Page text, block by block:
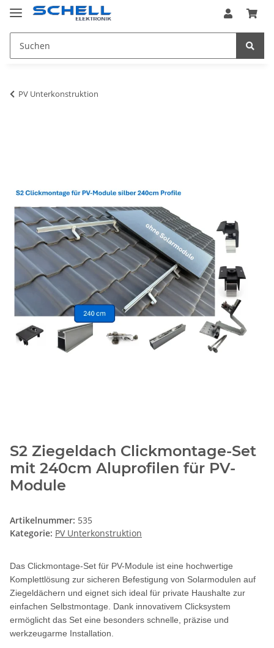
PV Unterkonstruktion
S2 Ziegeldach Clickmontage-Set
mit 240cm Aluprofilen für PV-
Module
Artikelnummer: 535
Kategorie: PV Unterkonstruktion
Das Clickmontage-Set für PV-Module ist eine hochwertige
Komplettlösung zur sicheren Befestigung von Solarmodulen auf
Ziegeldächern und eignet sich ideal für private Haushalte zur
einfachen Selbstmontage. Dank innovativem Clicksystem
ermöglicht das Set eine besonders schnelle, präzise und
werkzeugarme Installation.